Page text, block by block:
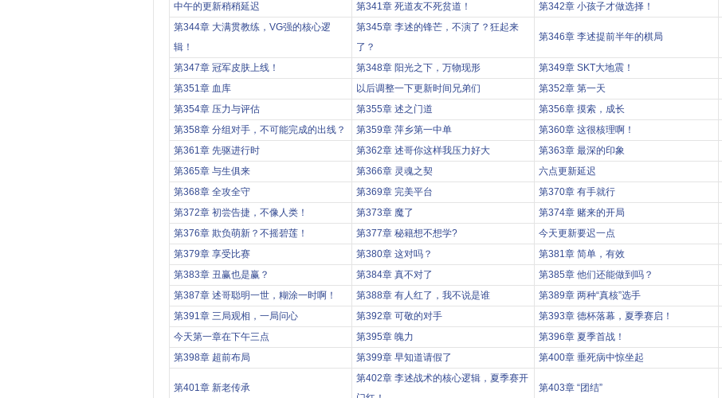
中午的更新稍稍延迟
第341章 死道友不死贫道！ 第342章 小孩子才做选择！
第344章 大满贯教练，VG强的核心逻
辑！
第345章 李述的锋芒，不演了？狂起来
了？
第346章 李述提前半年的棋局
第347章 冠军皮肤上线！ 第348章 阳光之下，万物现形 第349章 SKT大地震！
第351章 血库
以后调整一下更新时间兄弟们 第352章 第一天
第354章 压力与评估
第355章 述之门道 第356章 摸索，成长
第358章 分组对手，不可能完成的出线？
第359章 萍乡第一中单 第360章 这很核理啊！
第361章 先驱进行时
第362章 述哥你这样我压力好大 第363章 最深的印象
第365章 与生俱来
第366章 灵魂之契 六点更新延迟
第368章 全攻全守
第369章 完美平台 第370章 有手就行
第372章 初尝告捷，不像人类！
第373章 魔了 第374章 赌来的开局
第376章 欺负萌新？不摇碧莲！
第377章 秘籍想不想学? 今天更新要迟一点
第379章 享受比赛
第380章 这对吗？ 第381章 简单，有效
第383章 丑赢也是赢？
第384章 真不对了 第385章 他们还能做到吗？
第387章 述哥聪明一世，糊涂一时啊！
第388章 有人红了，我不说是谁 第389章 两种“真核”选手
第391章 三局观相，一局问心
第392章 可敬的对手 第393章 德杯落幕，夏季赛启！
今天第一章在下午三点
第395章 魄力 第396章 夏季首战！
第398章 超前布局
第399章 早知道请假了 第400章 垂死病中惊坐起
第401章 新老传承
第402章 李述战术的核心逻辑，夏季赛开
第403章 “团结”